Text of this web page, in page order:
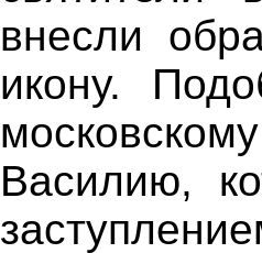
внесли
икону.
Василию,